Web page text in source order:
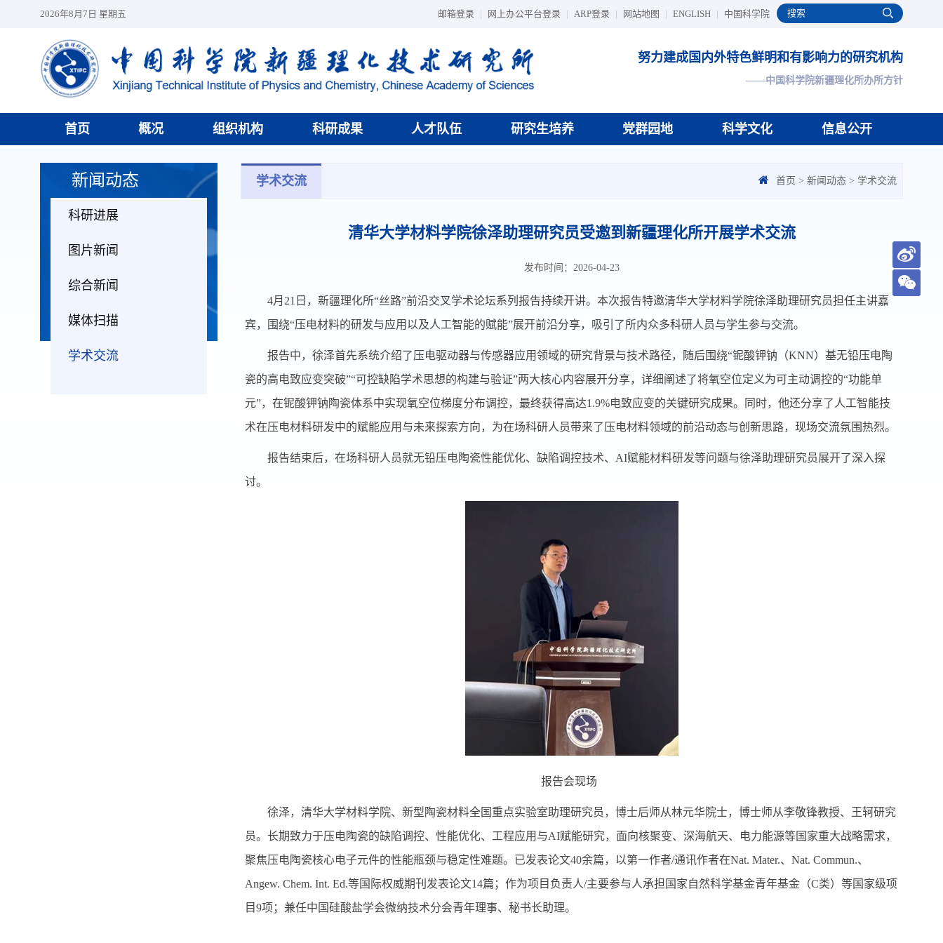
2026年8月7日 星期五 邮箱登录 | 网上办公平台登录 | ARP登录 | 网站地图 | ENGLISH | 中国科学院
努力建成国内外特色鲜明和有影响力的研究机构
——中国科学院新疆理化所办所方针
首页 概况 组织机构 科研成果 人才队伍 研究生培养 党群园地 科学文化 信息公开
新闻动态
科研进展
图片新闻
综合新闻
媒体扫描
学术交流
学术交流 首页 > 新闻动态 > 学术交流
清华大学材料学院徐泽助理研究员受邀到新疆理化所开展学术交流
发布时间：2026-04-23
4月 21 日，新疆理化所“丝路”前沿交叉学术论坛系列报告持续开讲。本次报告特邀清华大学材料学院徐泽助理研究员担任主讲嘉
宾，围绕“压电材料的研发与应用以及人工智能的赋能”展开前沿分享，吸引了所内众多科研人员与学生参与交流。
报告中，徐泽首先系统介绍了压电驱动器与传感器应用领域的研究背景与技术路径，随后围绕“铌酸钾钠（KNN）基无铅压电陶
瓷的高电致应变突破”“可控缺陷学术思想的构建与验证”两大核心内容展开分享，详细阐述了将氧空位定义为可主动调控的“功能单
元”，在铌酸钾钠陶瓷体系中实现氧空位梯度分布调控，最终获得高达1.9%电致应变的关键研究成果。同时，他还分享了人工智能技
术在压电材料研发中的赋能应用与未来探索方向，为在场科研人员带来了压电材料领域的前沿动态与创新思路，现场交流氛围热烈。
报告结束后，在场科研人员就无铅压电陶瓷性能优化、缺陷调控技术、 AI赋能材料研发等问题与徐泽助理研究员展开了深入探
讨。
报告会现场
徐泽，清华大学材料学院、新型陶瓷材料全国重点实验室助理研究员，博士后师从林元华院士，博士师从李敬锋教授、王轲研究
员。长期致力于压电陶瓷的缺陷调控、性能优化、工程应用与AI赋能研究，面向核聚变、深海航天、电力能源等国家重大战略需求，
聚焦压电陶瓷核心电子元件的性能瓶颈与稳定性难题。已发表论文40余篇，以第一作者/通讯作者在Nat. Mater.、Nat. Commun.、
Angew. Chem. Int. Ed.等国际权威期刊发表论文14篇；作为项目负责人/主要参与人承担国家自然科学基金青年基金（C类）等国家级项
目9项；兼任中国硅酸盐学会微纳技术分会青年理事、秘书长助理。